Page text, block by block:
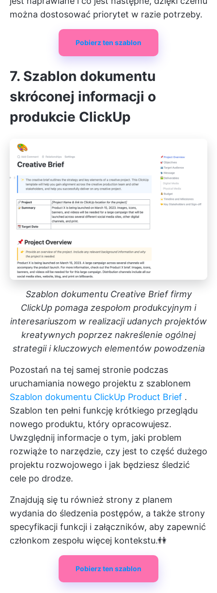
można dostosować priorytet w razie potrzeby.
Pobierz ten szablon
7. Szablon dokumentu
skróconej informacji o
produkcie ClickUp
Szablon dokumentu Creative Brief firmy
ClickUp pomaga zespołom produkcyjnym i
interesariuszom w realizacji udanych projektów
kreatywnych poprzez nakreślenie ogólnej
strategii i kluczowych elementów powodzenia
Pozostań na tej samej stronie podczas
uruchamiania nowego projektu z szablonem
Szablon dokumentu ClickUp Product Brief .
Szablon ten pełni funkcję krótkiego przeglądu
nowego produktu, który opracowujesz.
Uwzględnij informacje o tym, jaki problem
rozwiąże to narzędzie, czy jest to część dużego
projektu rozwojowego i jak będziesz śledzić
cele po drodze.
Znajdują się tu również strony z planem
wydania do śledzenia postępów, a także strony
specyfikacji funkcji i załączników, aby zapewnić
członkom zespołu więcej kontekstu.👫
Pobierz ten szablon